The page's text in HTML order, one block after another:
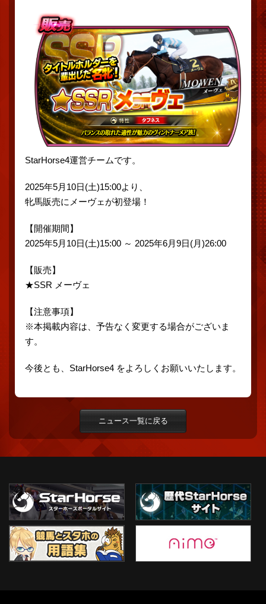
StarHorse4運営チームです。
2025年5月10日(土)15:00より、
牝馬販売にメーヴェが初登場！
【開催期間】
2025年5月10日(土)15:00 ～ 2025年6月9日(月)26:00
【販売】
★SSR メーヴェ
【注意事項】
※本掲載内容は、予告なく変更する場合がございま
す。
今後とも、StarHorse4 をよろしくお願いいたします。
ニュース一覧に戻る